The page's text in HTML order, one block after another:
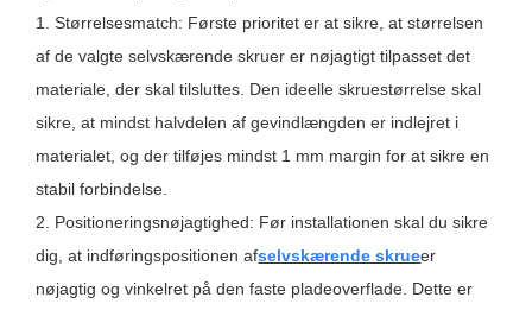
1. Størrelsesmatch: Første prioritet er at sikre, at størrelsen
af ​​de valgte selvskærende skruer er nøjagtigt tilpasset det
materiale, der skal tilsluttes. Den ideelle skruestørrelse skal
sikre, at mindst halvdelen af ​​gevindlængden er indlejret i
materialet, og der tilføjes mindst 1 mm margin for at sikre en
stabil forbindelse.
2. Positioneringsnøjagtighed: Før installationen skal du sikre
dig, at indføringspositionen afselvskærende skrueer
nøjagtig og vinkelret på den faste pladeoverflade. Dette er